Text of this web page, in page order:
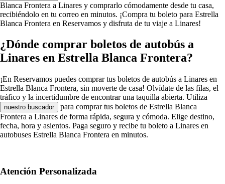
Blanca Frontera a Linares y comprarlo cómodamente desde tu casa,
recibiéndolo en tu correo en minutos. ¡Compra tu boleto para Estrella
Blanca Frontera en Reservamos y disfruta de tu viaje a Linares!
¿Dónde comprar boletos de autobús a
Linares en Estrella Blanca Frontera?
¡En Reservamos puedes comprar tus boletos de autobús a Linares en
Estrella Blanca Frontera, sin moverte de casa! Olvídate de las filas, el
tráfico y la incertidumbre de encontrar una taquilla abierta. Utiliza
nuestro buscador
para comprar tus boletos de Estrella Blanca
Frontera a Linares de forma rápida, segura y cómoda. Elige destino,
fecha, hora y asientos. Paga seguro y recibe tu boleto a Linares en
autobuses Estrella Blanca Frontera en minutos.
Atención Personalizada